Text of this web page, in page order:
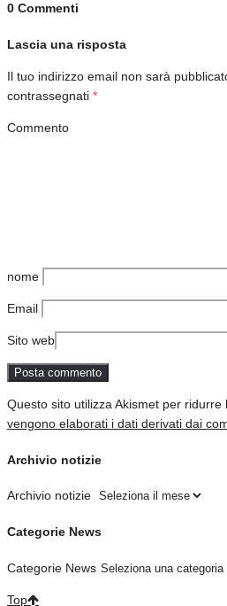
0 Commenti
Lascia una risposta
Il tuo indirizzo email non sarà
contrassegnati *
Commento
nome
Email
Sito web
Questo sito utilizza Akismet per ridurre
vengono elaborati i dati derivati dai
Archivio notizie
Archivio notizie
Categorie News
Categorie News
Top